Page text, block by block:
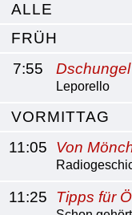
ALLE
FRÜH
7:55
Leporello
VORMITTAG
11:05
Von
11:25 Tipps für